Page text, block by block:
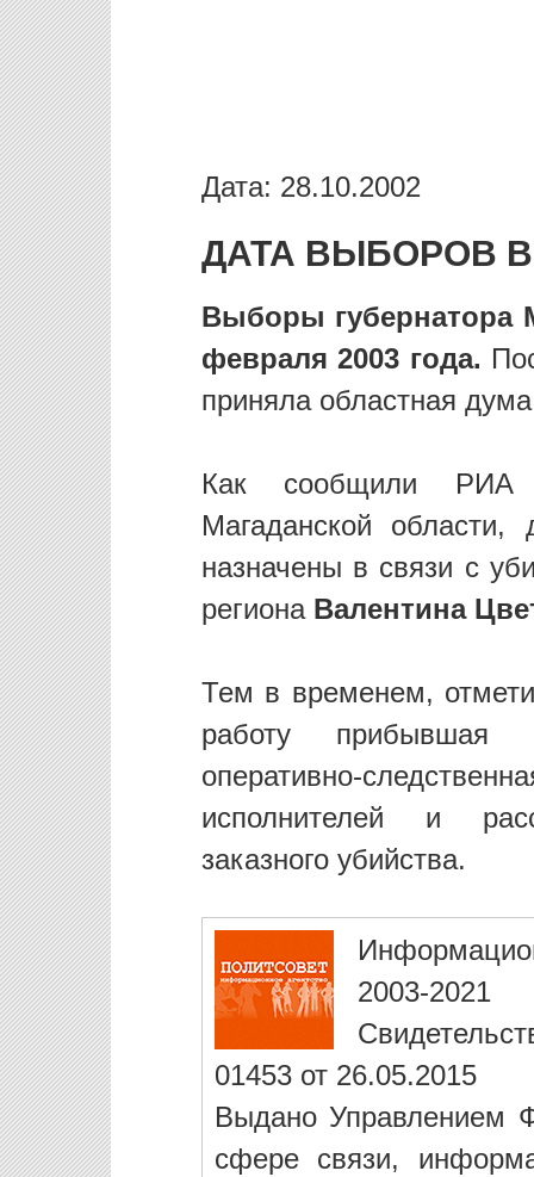
Дата: 28.10.2002
ДАТА ВЫБОРОВ
Выборы губернатора
февраля 2003 года.
приняла областная
Как сообщили РИА
Магаданской
назначены в связи с
региона Валентина
Тем в временем,
работу прибывшая
оперативно-
исполнителей и
заказного убийства.
2003-2021
01453 от 26.05.2015
Выдано Управлением
сфере связи,